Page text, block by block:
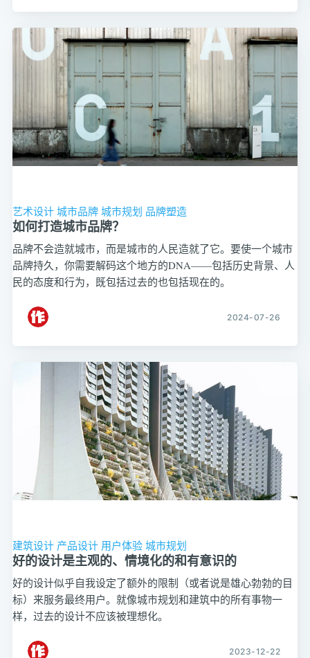
艺术设计 城市品牌 城市规划 品牌塑造
如何打造城市品牌？
品牌不会造就城市，而是城市的人民造就了它。要使一个城市
品牌持久，你需要解码这个地方的DNA——包括历史背景、人
民的态度和行为，既包括过去的也包括现在的。
2024-07-26
建筑设计 产品设计 用户体验 城市规划
好的设计是主观的、情境化的和有意识的
好的设计似乎自我设定了额外的限制（或者说是雄心勃勃的目
标）来服务最终用户。就像城市规划和建筑中的所有事物一
样，过去的设计不应该被理想化。
2023-12-22